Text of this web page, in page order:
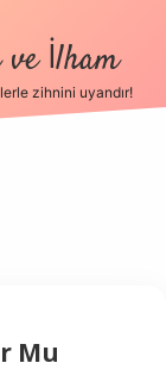
ve İlham
zihnini uyandır!
Mu